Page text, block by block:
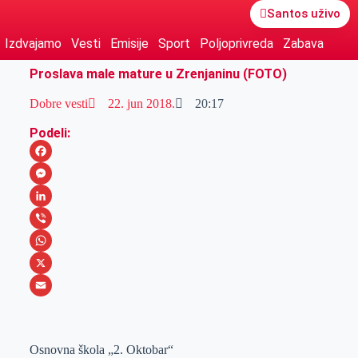
Santos uživo
Izdvajamo Vesti Emisije Sport Poljoprivreda
Zabava
Proslava male mature u Zrenjaninu (FOTO)
Dobre vesti 22. jun 2018. 20:17
Podeli:
F
a
c
e
b
o
M
e
s
s
e
e
L
i
n
k
I
V
i
b
W
h
s
X
a
Osnovna škola „2. Oktobar“